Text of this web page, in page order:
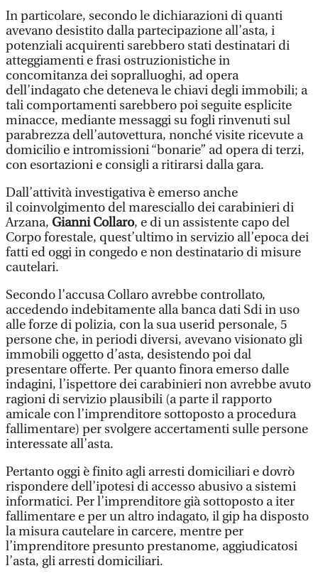
In particolare, secondo le dichiarazioni di quanti
avevano desistito dalla partecipazione all’asta, i
potenziali acquirenti sarebbero stati destinatari di
atteggiamenti e frasi ostruzionistiche in
concomitanza dei sopralluoghi, ad opera
dell’indagato che deteneva le chiavi degli immobili; a
tali comportamenti sarebbero poi seguite esplicite
minacce, mediante messaggi su fogli rinvenuti sul
parabrezza dell’autovettura, nonché visite ricevute a
domicilio e intromissioni “bonarie” ad opera di terzi,
con esortazioni e consigli a ritirarsi dalla gara.
Dall’attività investigativa è emerso anche
il coinvolgimento del maresciallo dei carabinieri di
Arzana, Gianni Collaro, e di un assistente capo del
Corpo forestale, quest’ultimo in servizio all’epoca dei
fatti ed oggi in congedo e non destinatario di misure
cautelari.
Secondo l’accusa Collaro avrebbe controllato,
accedendo indebitamente alla banca dati Sdi in uso
alle forze di polizia, con la sua userid personale, 5
persone che, in periodi diversi, avevano visionato gli
immobili oggetto d’asta, desistendo poi dal
presentare offerte. Per quanto finora emerso dalle
indagini, l’ispettore dei carabinieri non avrebbe avuto
ragioni di servizio plausibili (a parte il rapporto
amicale con l’imprenditore sottoposto a procedura
fallimentare) per svolgere accertamenti sulle persone
interessate all’asta.
Pertanto oggi è finito agli arresti domiciliari e dovrò
rispondere dell’ipotesi di accesso abusivo a sistemi
informatici. Per l’imprenditore già sottoposto a iter
fallimentare e per un altro indagato, il gip ha disposto
la misura cautelare in carcere, mentre per
l’imprenditore presunto prestanome, aggiudicatosi
l’asta, gli arresti domiciliari.